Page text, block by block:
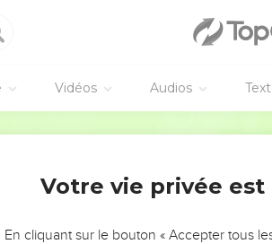
Vidéos Audios
L’ÉVÉNEMENT DE
VOUS ÉVITER LES VOTRES ?
Votre vie privée
En cliquant sur le bouton « Accepter tous